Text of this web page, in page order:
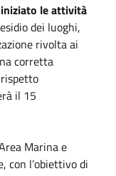
le attività
dei luoghi,
rivolta ai
corretta
il 15
Marina e
con l’obiettivo di